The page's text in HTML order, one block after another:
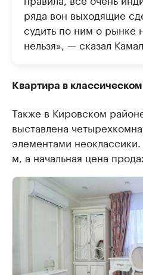
ряда вон выходящие
судить по ним о рынке
нельзя», — сказал
Квартира в
Также в Кировском
выставлена
элементами
м, а начальная цена